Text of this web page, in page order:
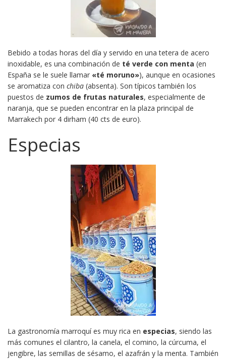
Bebido a todas horas del día y servido en una tetera de acero
inoxidable, es una combinación de té verde con menta (en
España se le suele llamar «té moruno»), aunque en ocasiones
se aromatiza con chiba (absenta). Son típicos también los
puestos de zumos de frutas naturales, especialmente de
naranja, que se pueden encontrar en la plaza principal de
Marrakech por 4 dirham (40 cts de euro).
Especias
La gastronomía marroquí es muy rica en especias, siendo las
más comunes el cilantro, la canela, el comino, la cúrcuma, el
jengibre, las semillas de sésamo, el azafrán y la menta. También